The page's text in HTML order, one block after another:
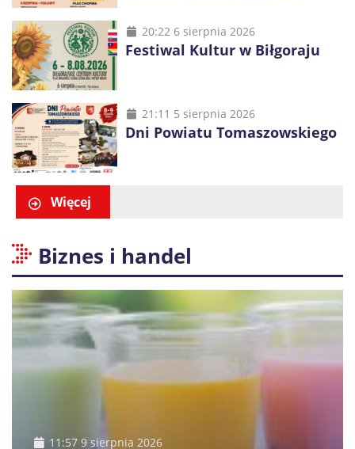
20:22 6 sierpnia 2026
Festiwal Kultur w Biłgoraju
21:11 5 sierpnia 2026
Dni Powiatu Tomaszowskiego
Więcej
Biznes i handel
11:57 9 sierpnia 2026